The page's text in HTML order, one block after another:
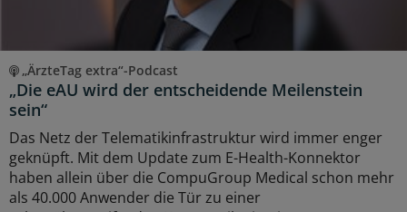
„ÄrzteTag extra“-Podcast
„Die eAU wird der entscheidende Meilenstein
sein“
Das Netz der Telematikinfrastruktur wird immer enger
geknüpft. Mit dem Update zum E-Health-Konnektor
haben allein über die CompuGroup Medical schon mehr
als 40.000 Anwender die Tür zu einer